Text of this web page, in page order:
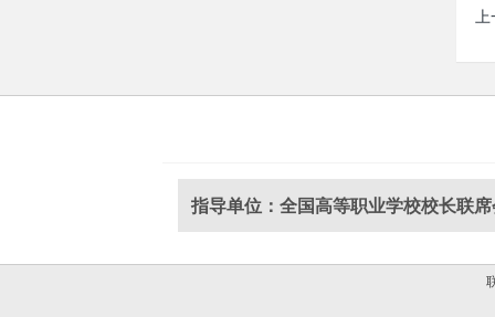
上
指导单位：全国高等职业学校校长联